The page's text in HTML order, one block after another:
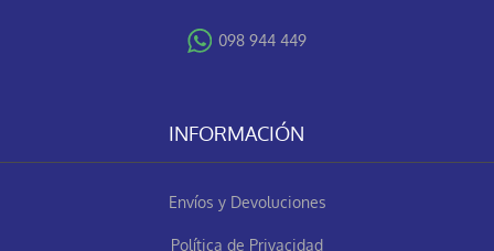
098 944 449
INFORMACIÓN
Envíos y Devoluciones
Política de Privacidad